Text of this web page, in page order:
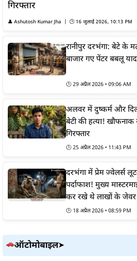
गिरफ्तार
👤 Ashutosh Kumar Jha | 🕒 16 जुलाई 2026, 10:13 PM
रानीपुर दरभंगा: बेटे के
बाजार गए पेंटर बबलू
🕒 29 अप्रैल 2026 • 09:06 AM
अलवर में दुष्कर्म और
बेटी की हत्या!
गिरफ्तार
🕒 25 अप्रैल 2026 • 11:43 PM
दरभंगा में प्रेम ज्वेलर्स
पर्दाफाश! मुख्य
कर रखे थे लाखों के जेवर
🕒 18 अप्रैल 2026 • 08:59 PM
🚗ऑटोमोबाइल➤